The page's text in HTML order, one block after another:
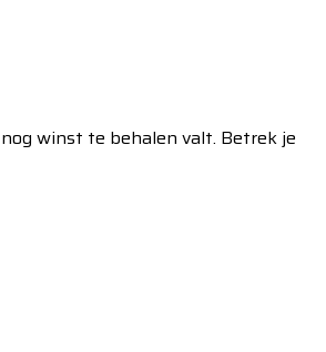
winst te behalen valt. Betrek je